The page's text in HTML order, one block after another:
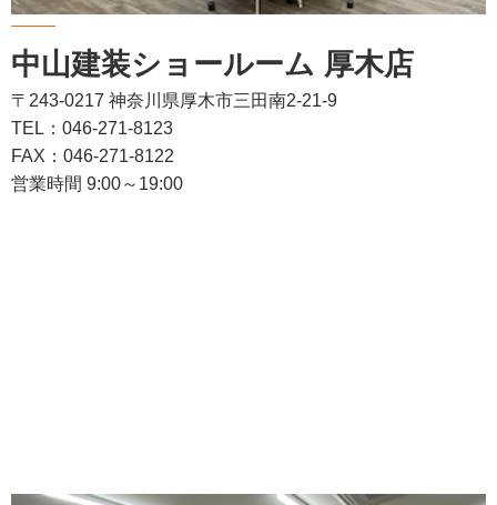
中山建装ショールーム 厚木店
〒243-0217 神奈川県厚木市三田南2-21-9
TEL：046-271-8123
FAX：046-271-8122
営業時間 9:00～19:00